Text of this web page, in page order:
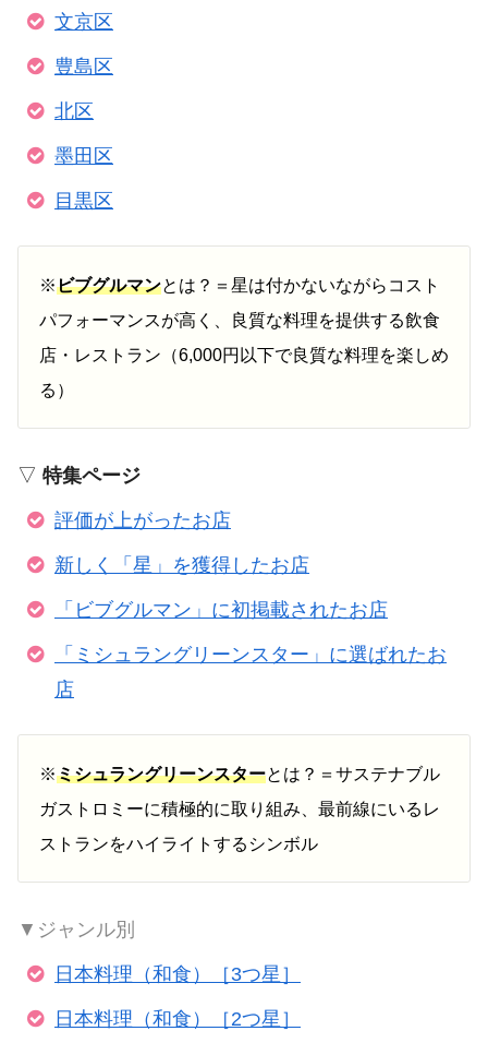
文京区
豊島区
北区
墨田区
目黒区
※ビブグルマンとは？＝星は付かないながらコスト
パフォーマンスが高く、良質な料理を提供する飲食
店・レストラン（6,000円以下で良質な料理を楽しめ
る）
▽ 特集ページ
評価が上がったお店
新しく「星」を獲得したお店
「ビブグルマン」に初掲載されたお店
「ミシュラングリーンスター」に選ばれたお
店
※ミシュラングリーンスターとは？＝サステナブル
ガストロミーに積極的に取り組み、最前線にいるレ
ストランをハイライトするシンボル
▼ジャンル別
日本料理（和食）［3つ星］
日本料理（和食）［2つ星］